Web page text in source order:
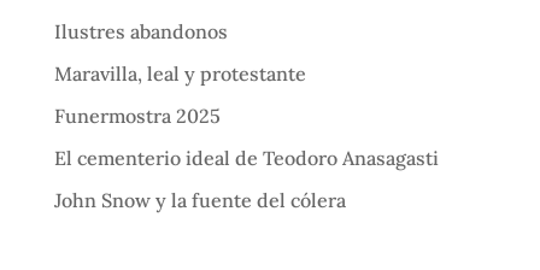
Ilustres abandonos
Maravilla, leal y protestante
Funermostra 2025
El cementerio ideal de Teodoro Anasagasti
John Snow y la fuente del cólera